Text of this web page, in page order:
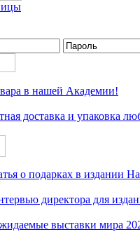
в нашей Академии!
доставка и упаковка
о подарках в издании
директора для
выставки мира